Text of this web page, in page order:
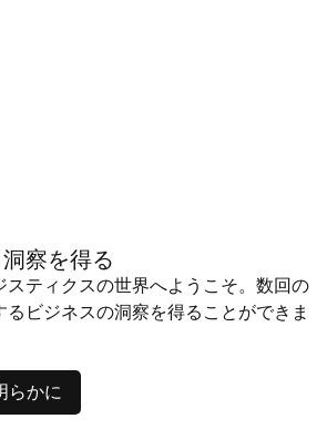
察を得る
スティクスの世界へようこそ。数回の
るビジネスの洞察を得ることができま
らかに